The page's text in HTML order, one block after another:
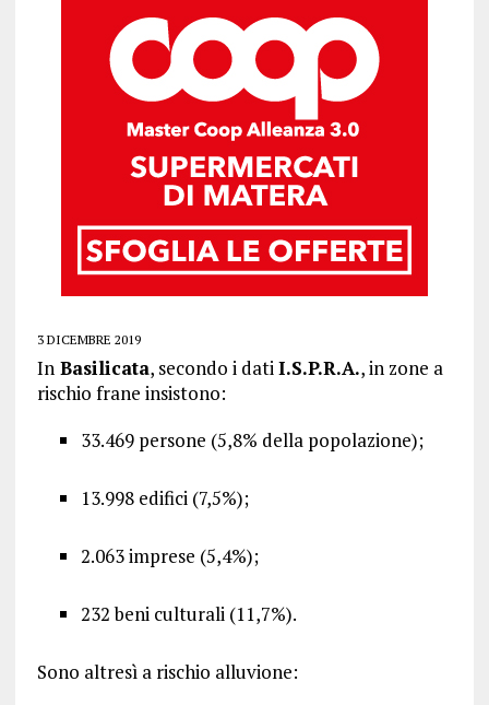
3 DICEMBRE 2019
InBasilicata, secondo i datiI.S.P.R.A., in zone a
rischio frane insistono:
33.469 persone (5,8% della popolazione);
13.998 edifici (7,5%);
2.063 imprese (5,4%);
232 beni culturali (11,7%).
Sono altresì a rischio alluvione: